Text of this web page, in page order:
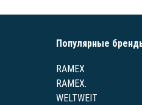
Популярные
RAMEX
RAMEX.
WELTWEIT